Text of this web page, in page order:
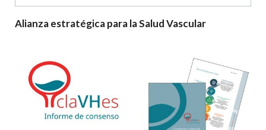
Alianza estratégica para la Salud Vascular